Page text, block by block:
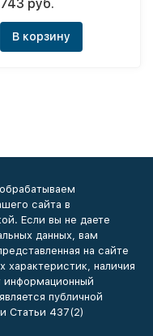
G3/4M-G1N
743 руб.
В корзину
сайта в
Если вы не даете
данных, вам
на сайте
характеристик, наличия
информационный
публичной
Статьи 437(2)